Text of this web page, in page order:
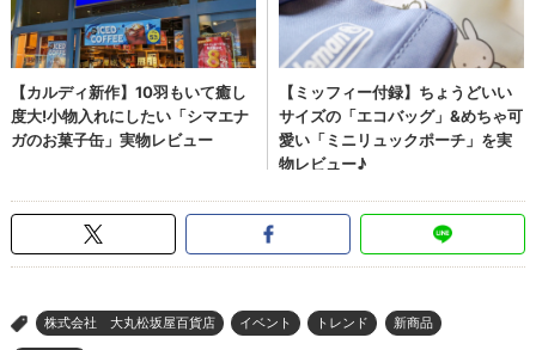
> 株式会社 大丸松坂屋百貨店 イベント トレンド 新商品